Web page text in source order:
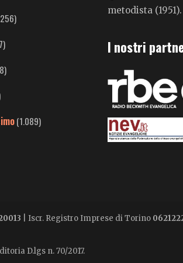
(1.089)
metodista (1951).
I nostri
| Iscr. Registro Imprese di Torino
D.lgs n. 70/2017.